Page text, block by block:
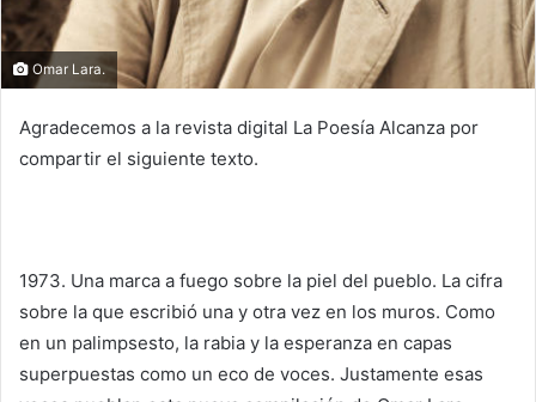
Omar Lara.
Agradecemos a la revista digital La Poesía Alcanza por
compartir el siguiente texto.
1973. Una marca a fuego sobre la piel del pueblo. La cifra
sobre la que escribió una y otra vez en los muros. Como
en un palimpsesto, la rabia y la esperanza en capas
superpuestas como un eco de voces. Justamente esas